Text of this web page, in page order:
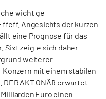
wichtige
Angesichts der kurzen
eine Prognose für das
Sixt zeigte sich daher
weiterer
mit einem stabilen
AKTIONÄR erwartet
Euro einen